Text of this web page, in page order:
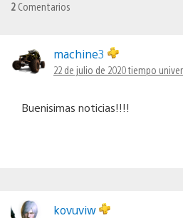
2 Comentarios
machine3
22 de julio de 2020 tiempo
Buenisimas noticias!!!!
kovuviw